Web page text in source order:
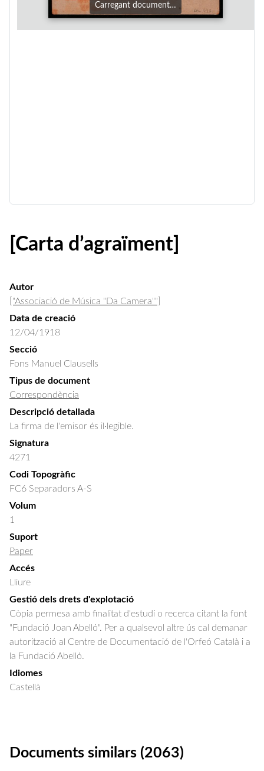
Carregant document…
[Carta d’agraïment]
Autor
["Associació de Música "Da Camera""]
Data de creació
12/04/1918
Secció
Fons Manuel Clausells
Tipus de document
Correspondència
Descripció detallada
La firma de l'emisor és il·legible.
Signatura
4271
Codi Topogràfic
FC6 Separadors A-S
Volum
1
Suport
Paper
Accés
Lliure
Gestió dels drets d'explotació
Còpia permesa amb finalitat d'estudi o recerca citant la font
"Fundació Joan Abelló". Per a qualsevol altre ús cal demanar
autorització al Centre de Documentació de l'Orfeó Català i a
la Fundació Abelló.
Idiomes
Castellà
Documents similars (2063)